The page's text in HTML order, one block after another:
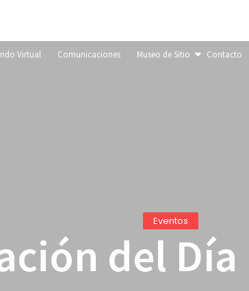
Virtual Comunicaciones Museo de Sitio Contacto
Eventos
del